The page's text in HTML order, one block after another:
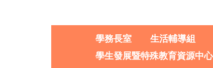
學務長室 生活輔導組
學生發展暨特殊教育資源中